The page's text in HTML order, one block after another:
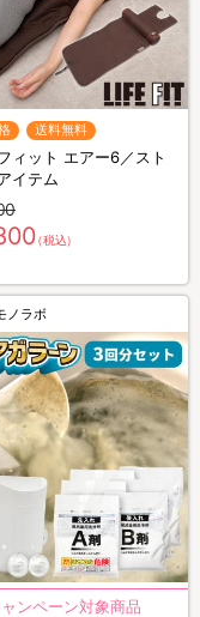
送料無料
ィット エアー6／スト
イテム
（税込）
ノラボ